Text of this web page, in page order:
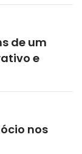
de um
e
nos